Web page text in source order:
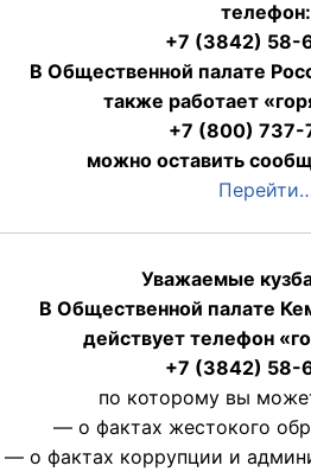
телефон:
+7 (3842) 58-
В Общественной палате
также работает
+7 (800) 737-
можно оставить
Уважаемые
В Общественной палате
действует телефон
+7 (3842) 58-
по которому вы
— о фактах жестокого
— о фактах коррупции и